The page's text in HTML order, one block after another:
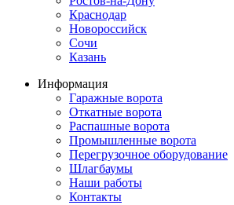
Краснодар
Новороссийск
Сочи
Казань
Информация
Гаражные ворота
Откатные ворота
Распашные ворота
Промышленные ворота
Перегрузочное оборудование
Шлагбаумы
Наши работы
Контакты